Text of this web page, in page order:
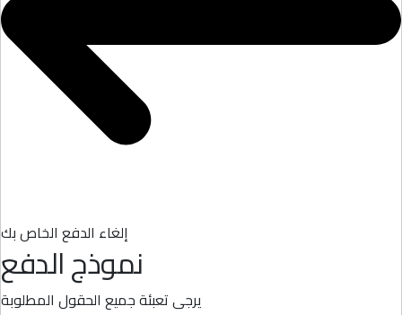
إلغاء الدفع الخاص بك
نموذج الدفع
يرجى تعبئة جميع الحقول المطلوبة